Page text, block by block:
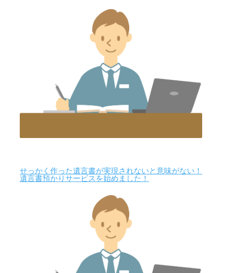
せっかく作った遺言書が実現されないと意味がない！
遺言書預かりサービスを始めました！